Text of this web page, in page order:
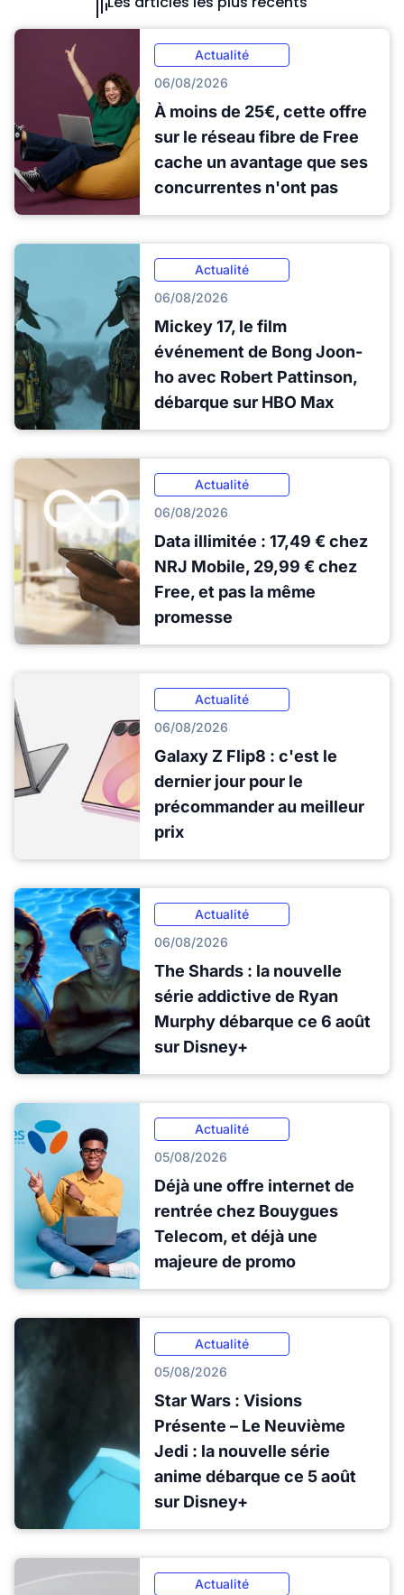
Actualité
06/08/2026
À moins de 25€, cette offre
sur le réseau fibre de Free
cache un avantage que ses
concurrentes n'ont pas
Actualité
06/08/2026
Mickey 17, le film
événement de Bong Joon-
ho avec Robert Pattinson,
débarque sur HBO Max
Actualité
06/08/2026
Data illimitée : 17,49 € chez
NRJ Mobile, 29,99 € chez
Free, et pas la même
promesse
Actualité
06/08/2026
Galaxy Z Flip8 : c'est le
dernier jour pour le
précommander au meilleur
prix
Actualité
06/08/2026
The Shards : la nouvelle
série addictive de Ryan
Murphy débarque ce 6 août
sur Disney+
Actualité
05/08/2026
Déjà une offre internet de
rentrée chez Bouygues
Telecom, et déjà une
majeure de promo
Actualité
05/08/2026
Star Wars : Visions
Présente – Le Neuvième
Jedi : la nouvelle série
anime débarque ce 5 août
sur Disney+
Actualité